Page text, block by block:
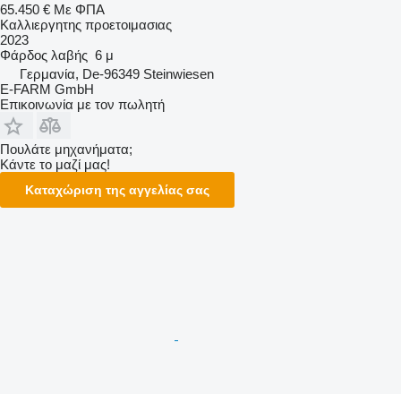
65.450 € Με ΦΠΑ
Καλλιεργητης προετοιμασιας
2023
Φάρδος λαβής 6 μ
Γερμανία, De-96349 Steinwiesen
E-FARM GmbH
Επικοινωνία με τον πωλητή
Πουλάτε μηχανήματα;
Κάντε το μαζί μας!
Καταχώριση της αγγελίας σας